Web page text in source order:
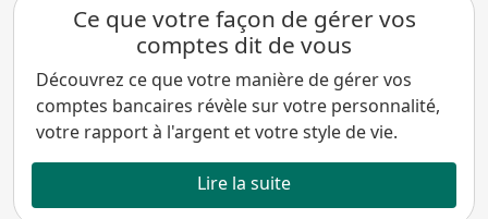
Ce que votre façon de gérer vos
comptes dit de vous
Découvrez ce que votre manière de gérer vos
comptes bancaires révèle sur votre personnalité,
votre rapport à l'argent et votre style de vie.
Lire la suite